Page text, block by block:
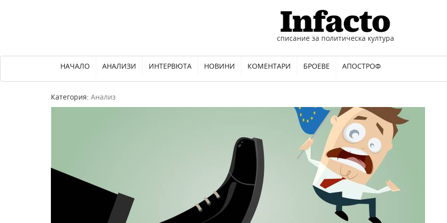
списание за политическа култура
НАЧАЛО АНАЛИЗИ ИНТЕРВЮТА НОВИНИ КОМЕНТАРИ БРОЕВЕ АПОСТРОФ
Категория: Анализ